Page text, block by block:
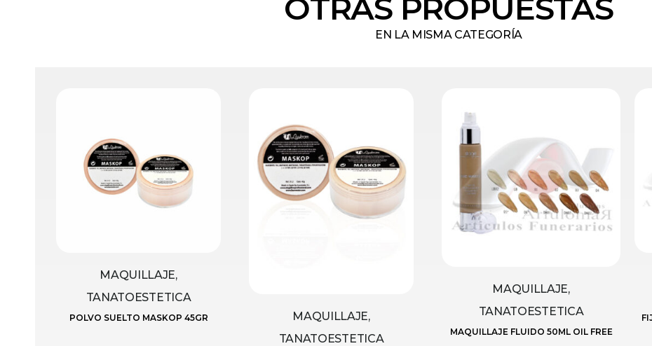
OTRAS PROPUESTAS
EN LA MISMA CATEGORÍA
MAQUILLAJE,
TANATOESTETICA
POLVO SUELTO MASKOP 45GR
MAQUILLAJE,
TANATOESTETICA
MAQUILLAJE,
TANATOESTETICA
MAQUILLAJE FLUIDO 50ML OIL FREE